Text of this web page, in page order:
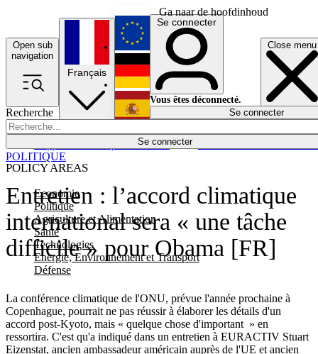
Ga naar de hoofdinhoud
Open sub
navigation
Close menu
Recherche
Se connecter
POLICY AREAS
Economie
Politique
Agriculture et Alimentation
Santé
Technologies
Energie, Environnement et Transport
Défense
Économie
Français
English
Deutsch
Español
Se connecter
Vous êtes déconnecté.
Se connecter
Entretien : l’accord climatique
international sera « une tâche
difficile » pour Obama [FR]
La conférence climatique de l'ONU, prévue l'année prochaine à
Copenhague, pourrait ne pas réussir à élaborer les détails d'un
accord post-Kyoto, mais « quelque chose d'important » en
ressortira. C'est qu'a indiqué dans un entretien à EURACTIV Stuart
Eizenstat, ancien ambassadeur américain auprès de l'UE et ancien
POLITIQUE